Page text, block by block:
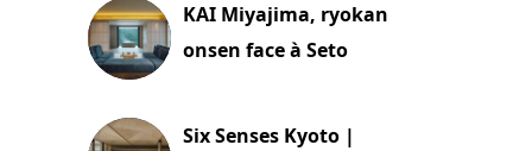
KAI Miyajima, ryokan
onsen face à Seto
Six Senses Kyoto |